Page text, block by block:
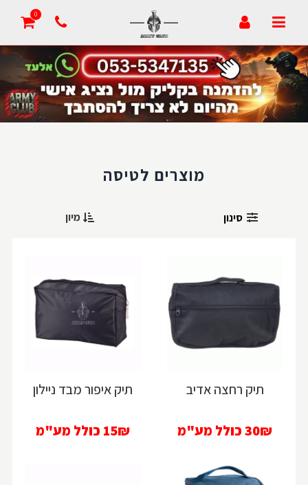
0
מוצרים לטיסה
סינון מיון
תיק רחצה אדיב
30₪ כולל מע"מ
תיק איפור מבד ניילון
15₪ כולל מע"מ